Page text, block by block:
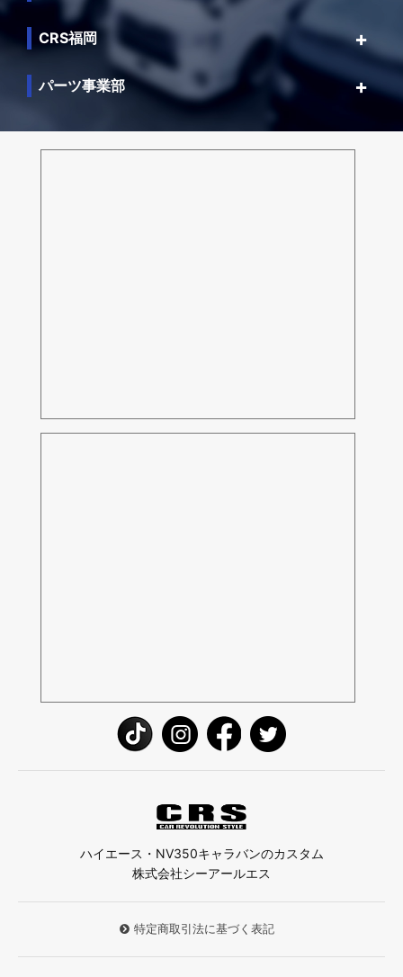
CRS福岡
パーツ事業部
ハイエース・NV350キャラバンのカスタム
株式会社シーアールエス
特定商取引法に基づく表記